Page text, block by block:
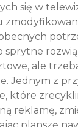
się w
sprytne
ale
Jednym z
które
reklamę,